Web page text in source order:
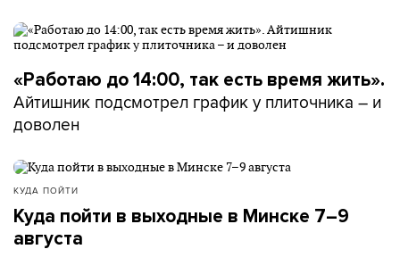
«Работаю до 14:00, так есть время жить».
Айтишник подсмотрел график у плиточника – и
доволен
КУДА ПОЙТИ
Куда пойти в выходные в Минске 7–9
августа